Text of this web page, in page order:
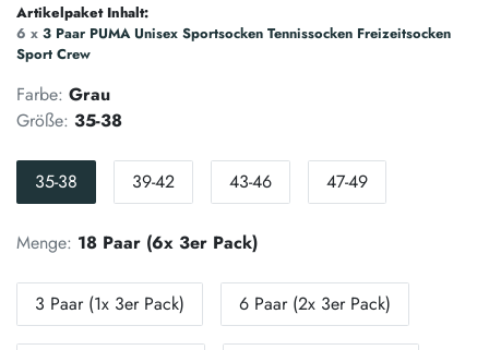
Artikelpaket Inhalt:
6 x 3 Paar PUMA Unisex Sportsocken Tennissocken Freizeitsocken
Sport Crew
Farbe: Grau
Größe: 35-38
35-38 39-42 43-46 47-49
Menge: 18 Paar (6x 3er Pack)
3 Paar (1x 3er Pack) 6 Paar (2x 3er Pack)